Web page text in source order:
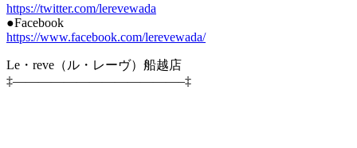
https://twitter.com/lerevewada
●Facebook
https://www.facebook.com/lerevewada/
Le・reve（ル・レーヴ）船越店
‡—————————————–‡